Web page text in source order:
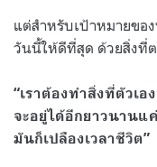
แต่สำหรับเป้าหมายขอ
วันนี้ให้ดีที่สุด ด้วยสิ่งที่
“เราต้องทำสิ่งที่ตัวเอ
จะอยู่ได้อีกยาวนานแ
มันก็เปลืองเวลาชีวิต”